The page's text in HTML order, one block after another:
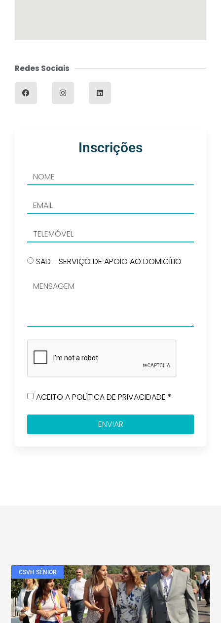
Redes Sociais
Inscrições
SAD - SERVIÇO DE APOIO AO DOMICÍLIO
ACEITO A POLÍTICA DE PRIVACIDADE *
ENVIAR
Veja também....
CSVH SÉNIOR